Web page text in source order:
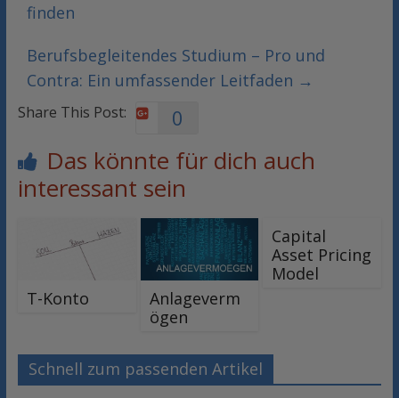
finden
Berufsbegleitendes Studium – Pro und
Contra: Ein umfassender Leitfaden →
Share This Post: 0
Das könnte für dich auch
interessant sein
T-Konto
Anlageverm
ögen
Capital
Asset Pricing
Model
Schnell zum passenden Artikel